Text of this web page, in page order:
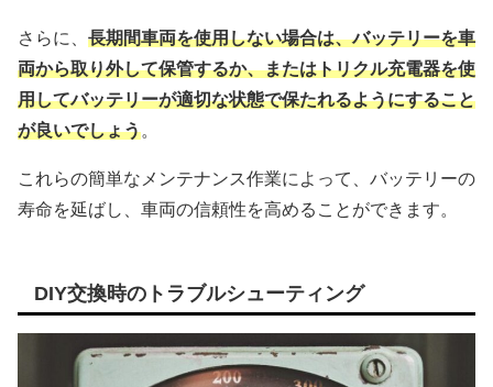
さらに、 長期間車両を使用しない場合は、バッテリーを車
両から取り外して保管するか、またはトリクル充電器を使
用してバッテリーが適切な状態で保たれるようにすること
が良いでしょう。
これらの簡単なメンテナンス作業によって、バッテリーの
寿命を延ばし、車両の信頼性を高めることができます。
DIY交換時のトラブルシューティング